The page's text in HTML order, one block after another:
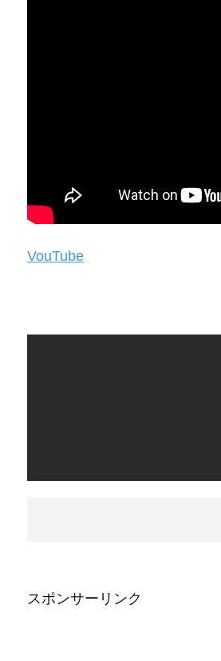
VouTube
スポンサーリンク